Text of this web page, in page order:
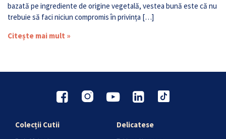
bazată pe ingrediente de origine vegetală, vestea bună este că nu
trebuie să faci niciun compromis în privința […]
Citește mai mult »
Colecții Cutii Delicatese